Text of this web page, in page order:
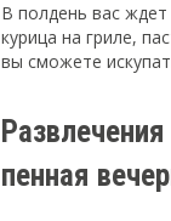
В полдень вас
курица на гриле,
вы сможете
пенная